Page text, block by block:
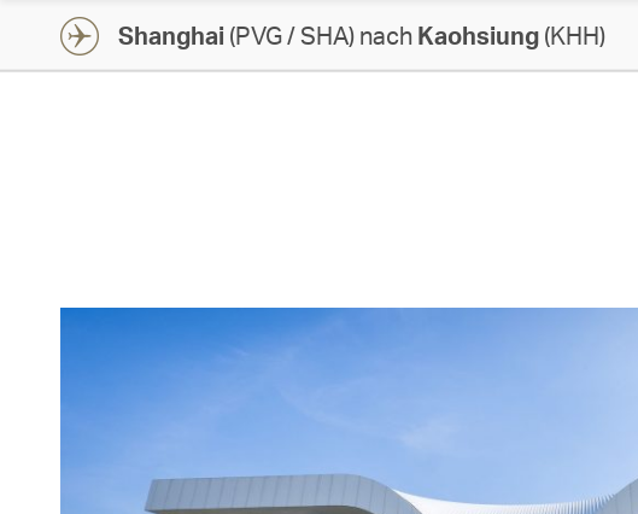
Shanghai (PVG / SHA) nachKaohsiung(KHH)